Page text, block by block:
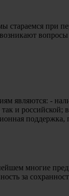
при
являются: -
и российской;
многие
за